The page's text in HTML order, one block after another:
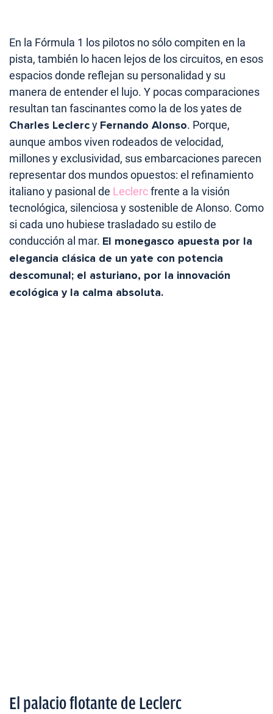
En la Fórmula 1 los pilotos no sólo compiten en la
pista, también lo hacen lejos de los circuitos, en esos
espacios donde reflejan su personalidad y su
manera de entender el lujo. Y pocas comparaciones
resultan tan fascinantes como la de los yates de
Charles Leclercy Fernando Alonso. Porque,
aunque ambos viven rodeados de velocidad,
millones y exclusividad, sus embarcaciones parecen
representar dos mundos opuestos: el refinamiento
italiano y pasional de Leclercfrente a la visión
tecnológica, silenciosa y sostenible de Alonso. Como
si cada uno hubiese trasladado su estilo de
conducción al mar. El monegasco apuesta por la
elegancia clásica de un yate con potencia
descomunal; el asturiano, por la innovación
ecológica y la calma absoluta.
El palacio flotante de Leclerc